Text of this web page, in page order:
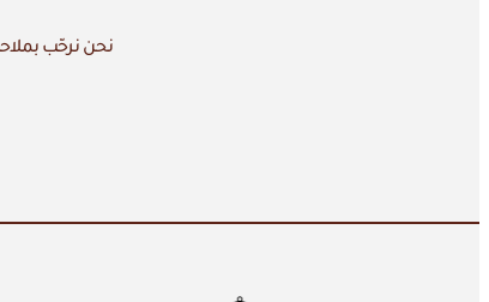
نحن نرحّب